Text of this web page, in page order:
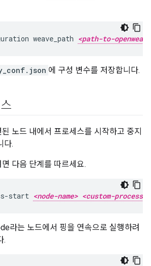
weave_path <path-to-
에 구성 변수를 저장합니다.
노드 내에서 프로세스를 시작하고 중지
다.
다음 단계를 따르세요.
start <node-name> <custom-process-
라는 노드에서 핑을 연속으로 실행하려
.